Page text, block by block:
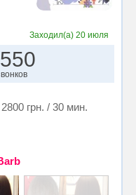
Заходил(а)20 июля
грн. / 30 мин.